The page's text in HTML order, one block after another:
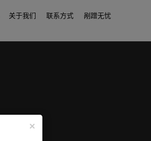
关于我们 联系方式 剐蹭无忧
×